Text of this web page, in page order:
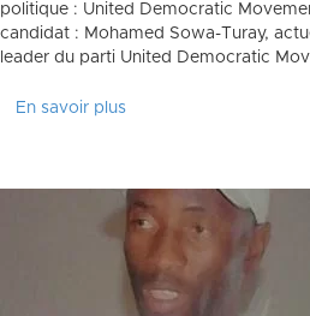
politique : United Democratic
candidat : Mohamed Sowa-Turay,
leader du parti United Democratic
En savoir plus